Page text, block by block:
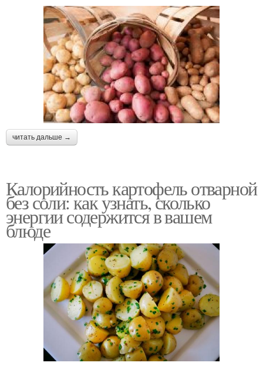
читать дальше →
Калорийность картофель отварной
без соли: как узнать, сколько
энергии содержится в вашем
блюде